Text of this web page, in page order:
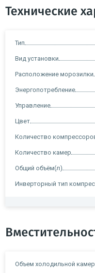
Технические
Тип
Вид установки
Расположение морозилки
Энергопотребление
Управление
Цвет
Количество
Количество камер
Общий объём(л)
Инверторный тип
Объем холодильной